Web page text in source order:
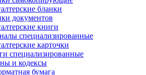
бланки
документов
книги
специализированные
карточки
специализированные
и кодексы
бумага